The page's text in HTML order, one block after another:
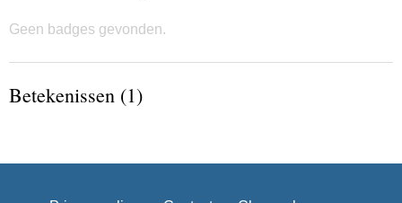
Geen badges gevonden.
Betekenissen (1)